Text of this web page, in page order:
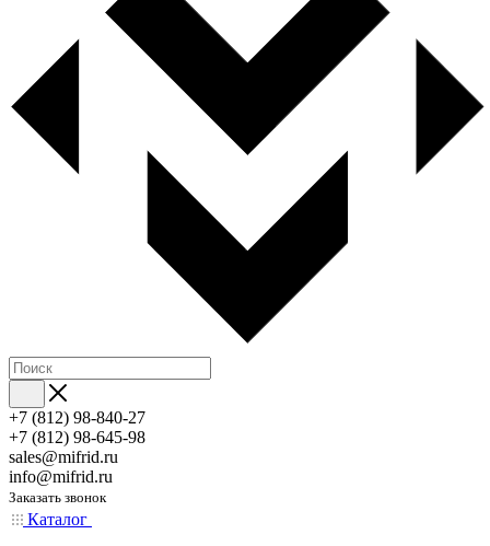
+7 (812) 98-840-27
+7 (812) 98-645-98
sales@mifrid.ru
info@mifrid.ru
Заказать звонок
Каталог